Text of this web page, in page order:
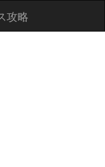
攻略